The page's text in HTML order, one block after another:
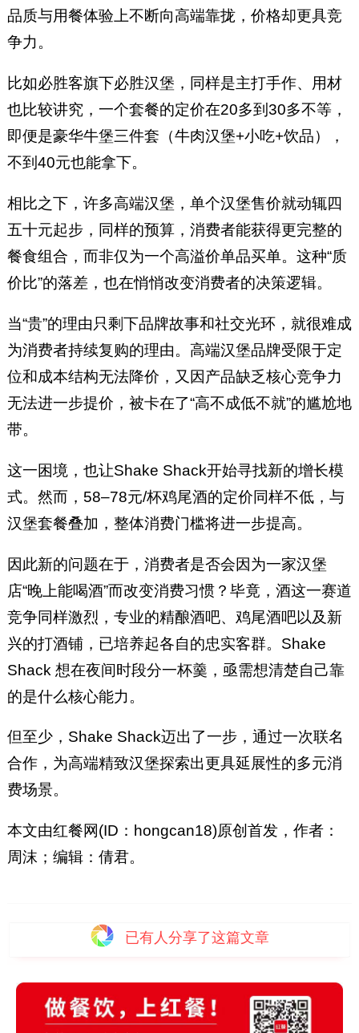
品质与用餐体验上不断向高端靠拢，价格却更具竞
争力。
比如必胜客旗下必胜汉堡，同样是主打手作、用材
也比较讲究，一个套餐的定价在20多到30多不等，
即便是豪华牛堡三件套（牛肉汉堡+小吃+饮品），
不到40元也能拿下。
相比之下，许多高端汉堡，单个汉堡售价就动辄四
五十元起步，同样的预算，消费者能获得更完整的
餐食组合，而非仅为一个高溢价单品买单。这种“质
价比”的落差，也在悄悄改变消费者的决策逻辑。
当“贵”的理由只剩下品牌故事和社交光环，就很难成
为消费者持续复购的理由。高端汉堡品牌受限于定
位和成本结构无法降价，又因产品缺乏核心竞争力
无法进一步提价，被卡在了“高不成低不就”的尴尬地
带。
这一困境，也让Shake Shack开始寻找新的增长模
式。然而，58–78元/杯鸡尾酒的定价同样不低，与
汉堡套餐叠加，整体消费门槛将进一步提高。
因此新的问题在于，消费者是否会因为一家汉堡
店“晚上能喝酒”而改变消费习惯？毕竟，酒这一赛道
竞争同样激烈，专业的精酿酒吧、鸡尾酒吧以及新
兴的打酒铺，已培养起各自的忠实客群。Shake
Shack 想在夜间时段分一杯羹，亟需想清楚自己靠
的是什么核心能力。
但至少，Shake Shack迈出了一步，通过一次联名
合作，为高端精致汉堡探索出更具延展性的多元消
费场景。
本文由红餐网(ID：hongcan18)原创首发，作者：
周沫；编辑：倩君。
已有 人分享了这篇文章